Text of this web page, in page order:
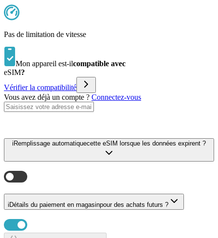
Pas de limitation de vitesse
Mon appareil est-ilcompatible avec
eSIM?
Vérifier la compatibilité
Vous avez déjà un compte ? Connectez-vous
i Remplissage automatiquecette eSIM lorsque les données expirent ?
i Détails du paiement en magasinpour des achats futurs ?